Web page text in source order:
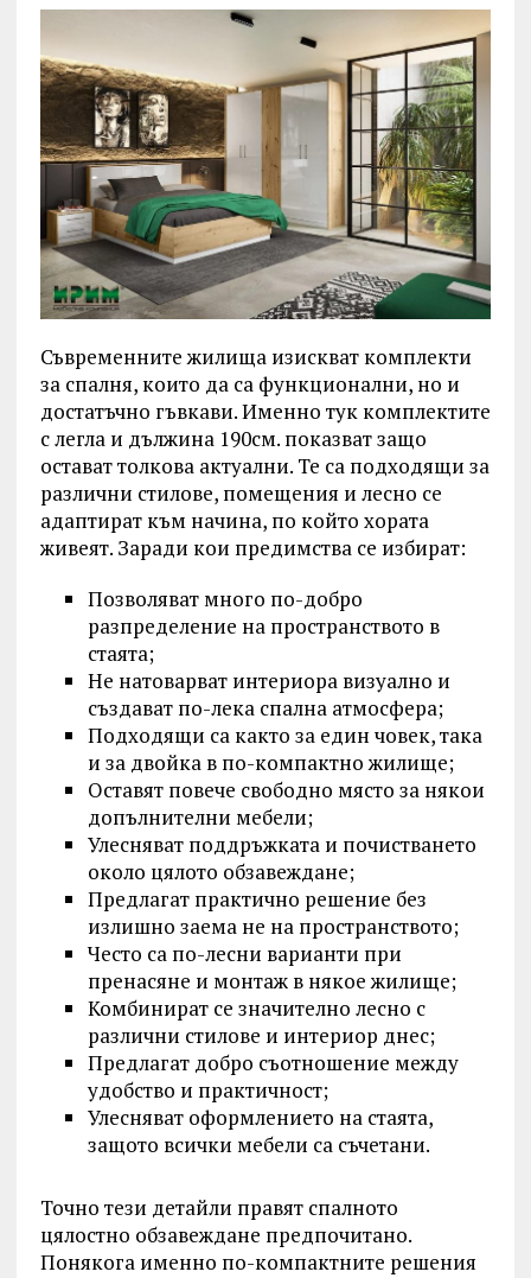
Съвременните жилища изискват комплекти
за спалня, които да са функционални, но и
достатъчно гъвкави. Именно тук комплектите
с легла и дължина 190см. показват защо
остават толкова актуални. Те са подходящи за
различни стилове, помещения и лесно се
адаптират към начина, по който хората
живеят. Заради кои предимства се избират:
Позволяват много по-добро
разпределение на пространството в
стаята;
Не натоварват интериора визуално и
създават по-лека спална атмосфера;
Подходящи са както за един човек, така
и за двойка в по-компактно жилище;
Оставят повече свободно място за някои
допълнителни мебели;
Улесняват поддръжката и почистването
около цялото обзавеждане;
Предлагат практично решение без
излишно заема не на пространството;
Често са по-лесни варианти при
пренасяне и монтаж в някое жилище;
Комбинират се значително лесно с
различни стилове и интериор днес;
Предлагат добро съотношение между
удобство и практичност;
Улесняват оформлението на стаята,
защото всички мебели са съчетани.
Точно тези детайли правят спалното
цялостно обзавеждане предпочитано.
Понякога именно по-компактните решения